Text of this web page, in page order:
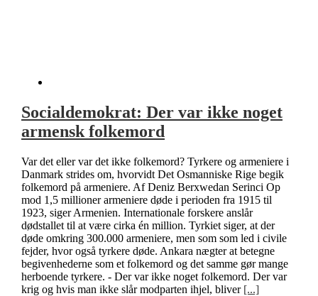
Socialdemokrat: Der var ikke noget
armensk folkemord
Var det eller var det ikke folkemord? Tyrkere og armeniere i
Danmark strides om, hvorvidt Det Osmanniske Rige begik
folkemord på armeniere. Af Deniz Berxwedan Serinci Op
mod 1,5 millioner armeniere døde i perioden fra 1915 til
1923, siger Armenien. Internationale forskere anslår
dødstallet til at være cirka én million. Tyrkiet siger, at der
døde omkring 300.000 armeniere, men som som led i civile
fejder, hvor også tyrkere døde. Ankara nægter at betegne
begivenhederne som et folkemord og det samme gør mange
herboende tyrkere. - Der var ikke noget folkemord. Der var
krig og hvis man ikke slår modparten ihjel, bliver [...]